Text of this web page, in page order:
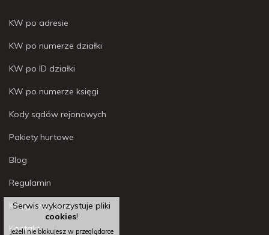
KW po adresie
KW po numerze działki
KW po ID działki
KW po numerze księgi
Kody sądów rejonowych
Pakiety hurtowe
Blog
Regulamin
Księgi wieczyste
Kontakt
Serwis wykorzystuje pliki
cookies!
Jeżeli nie blokujesz w przeglądarce